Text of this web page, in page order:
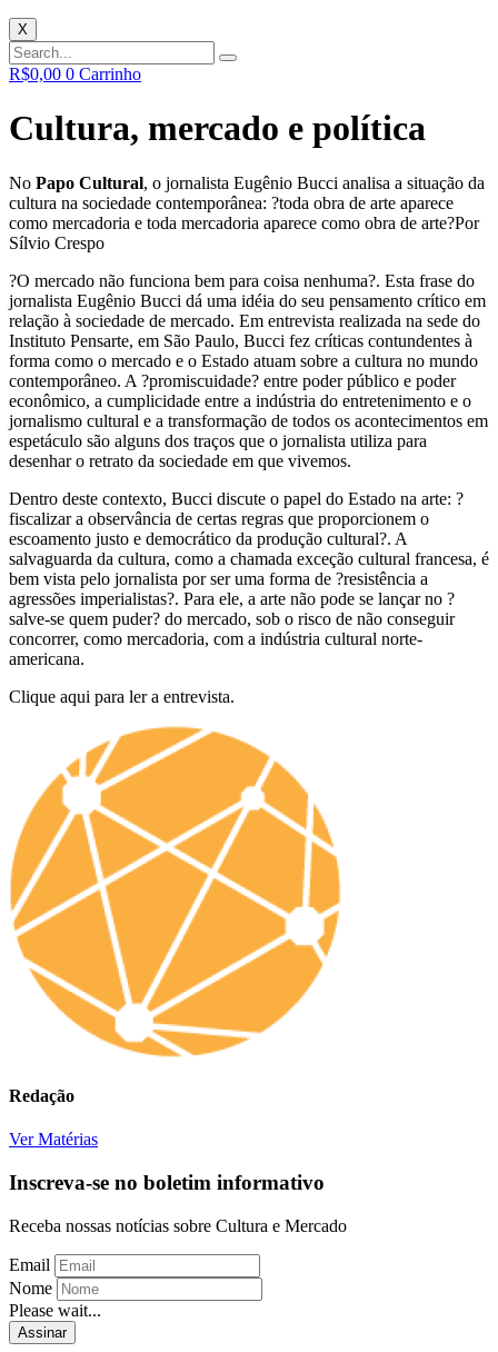
X
R$0,00 0 Carrinho
Cultura, mercado e política
No Papo Cultural, o jornalista Eugênio Bucci analisa a situação da
cultura na sociedade contemporânea: ?toda obra de arte aparece
como mercadoria e toda mercadoria aparece como obra de arte?Por
Sílvio Crespo
?O mercado não funciona bem para coisa nenhuma?. Esta frase do
jornalista Eugênio Bucci dá uma idéia do seu pensamento crítico em
relação à sociedade de mercado. Em entrevista realizada na sede do
Instituto Pensarte, em São Paulo, Bucci fez críticas contundentes à
forma como o mercado e o Estado atuam sobre a cultura no mundo
contemporâneo. A ?promiscuidade? entre poder público e poder
econômico, a cumplicidade entre a indústria do entretenimento e o
jornalismo cultural e a transformação de todos os acontecimentos em
espetáculo são alguns dos traços que o jornalista utiliza para
desenhar o retrato da sociedade em que vivemos.
Dentro deste contexto, Bucci discute o papel do Estado na arte: ?
fiscalizar a observância de certas regras que proporcionem o
escoamento justo e democrático da produção cultural?. A
salvaguarda da cultura, como a chamada exceção cultural francesa, é
bem vista pelo jornalista por ser uma forma de ?resistência a
agressões imperialistas?. Para ele, a arte não pode se lançar no ?
salve-se quem puder? do mercado, sob o risco de não conseguir
concorrer, como mercadoria, com a indústria cultural norte-
americana.
Clique aqui para ler a entrevista.
Redação
Ver Matérias
Inscreva-se no boletim informativo
Receba nossas notícias sobre Cultura e Mercado
Email
Nome
Please wait...
Assinar